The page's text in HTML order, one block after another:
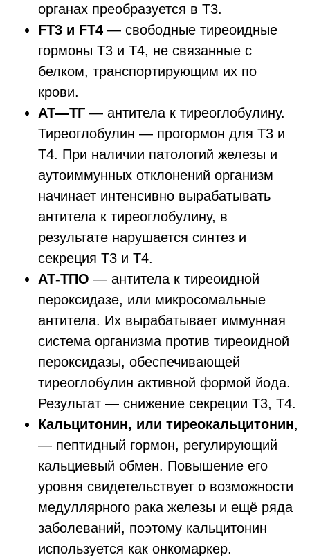
органах преобразуется в Т3.
FТ3 и FТ4 — свободные тиреоидные
гормоны Т3 и Т4, не связанные с
белком, транспортирующим их по
крови.
АТ—ТГ — антитела к тиреоглобулину.
Тиреоглобулин — прогормон для Т3 и
Т4. При наличии патологий железы и
аутоиммунных отклонений организм
начинает интенсивно вырабатывать
антитела к тиреоглобулину, в
результате нарушается синтез и
секреция Т3 и Т4.
АТ-ТПО — антитела к тиреоидной
пероксидазе, или микросомальные
антитела. Их вырабатывает иммунная
система организма против тиреоидной
пероксидазы, обеспечивающей
тиреоглобулин активной формой йода.
Результат — снижение секреции Т3, Т4.
Кальцитонин, или тиреокальцитонин,
— пептидный гормон, регулирующий
кальциевый обмен. Повышение его
уровня свидетельствует о возможности
медуллярного рака железы и ещё ряда
заболеваний, поэтому кальцитонин
используется как онкомаркер.